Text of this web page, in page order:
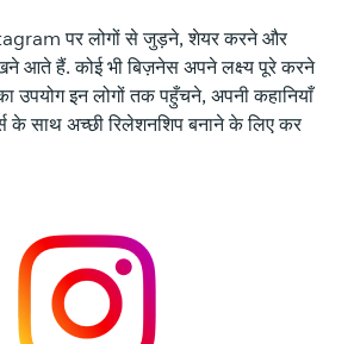
पर लोगों से जुड़ने, शेयर करने और
आते हैं. कोई भी बिज़नेस अपने लक्ष्य पूरे करने
इन लोगों तक पहुँचने, अपनी कहानियाँ
साथ अच्छी रिलेशनशिप बनाने के लिए कर